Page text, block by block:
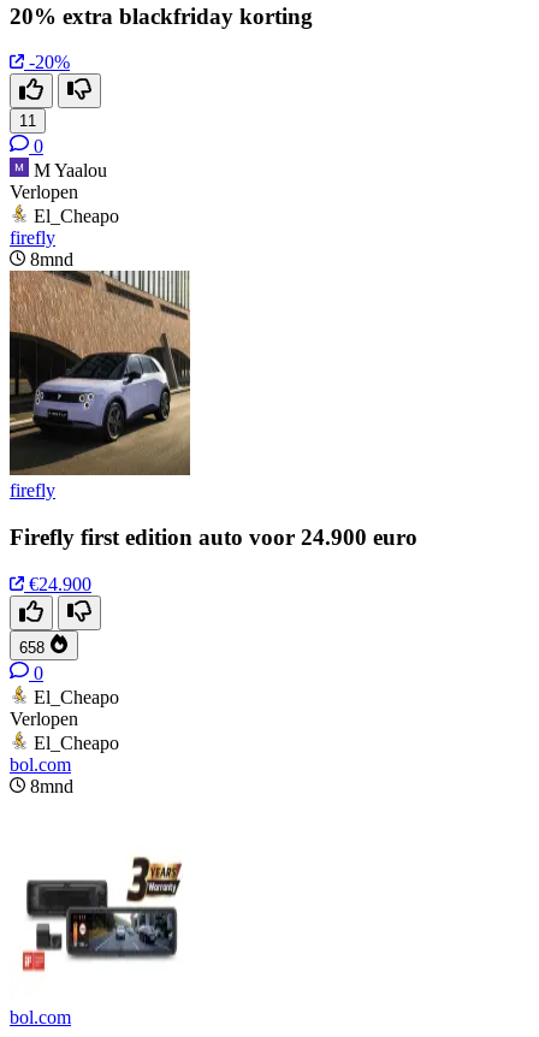
20% extra blackfriday korting
-20%
11
0
M Yaalou
Verlopen
El_Cheapo
firefly
8mnd
firefly
Firefly first edition auto voor 24.900 euro
€24.900
658
0
El_Cheapo
Verlopen
El_Cheapo
bol.com
8mnd
bol.com